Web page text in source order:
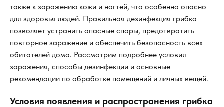
также к заражению кожи и ногтей, что особенно опасно
для здоровья людей. Правильная дезинфекция грибка
позволяет устранить опасные споры, предотвратить
повторное заражение и обеспечить безопасность всех
обитателей дома. Рассмотрим подробнее условия
заражения, способы дезинфекции и основные
рекомендации по обработке помещений и личных вещей.
Условия появления и распространения грибка